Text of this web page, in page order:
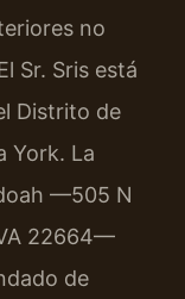
no
Sr. Sris está
Distrito de
York. La
—505 N
22664—
de